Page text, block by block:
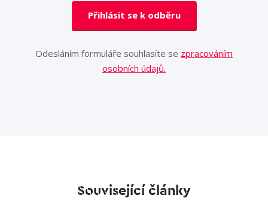
Přihlásit se k odběru
Odesláním formuláře souhlasíte se zpracováním
osobních údajů.
Související články